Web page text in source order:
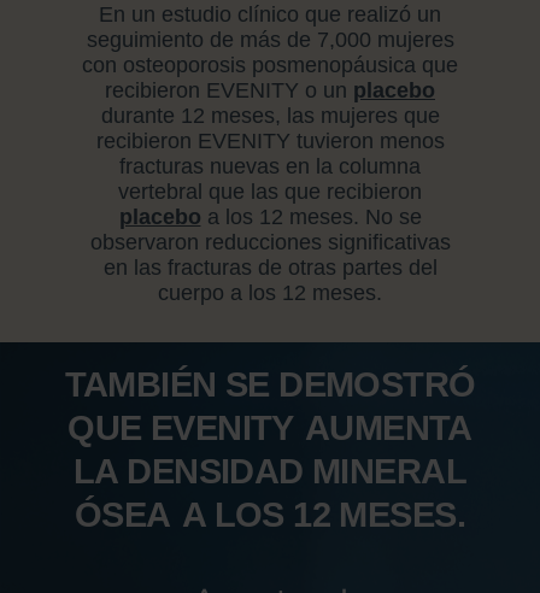
En un estudio clínico que realizó un
seguimiento de más de 7,000 mujeres
con osteoporosis posmenopáusica que
recibieron EVENITY o un placebo
durante 12 meses, las mujeres que
recibieron EVENITY tuvieron menos
fracturas nuevas en la columna
vertebral que las que recibieron
placebo a los 12 meses. No se
observaron reducciones significativas
en las fracturas de otras partes del
cuerpo a los 12 meses.
TAMBIÉN SE DEMOSTRÓ
QUE EVENITY AUMENTA
LA DENSIDAD MINERAL
ÓSEA A LOS 12 MESES.